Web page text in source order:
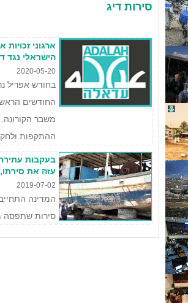
סירות דיג
ארגוני
הישראלי נגד
2020-05-20
החודשים
משבר
ההתקפות
בעקבות
עזה את
2019-07-02
סירות שתפסה